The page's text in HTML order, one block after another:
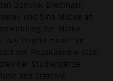
Dominik Breitinger,
und Sina Mücke an
der Marke
Das Projekt findet im
der Popakademie statt
der Studiengänge
and Creative